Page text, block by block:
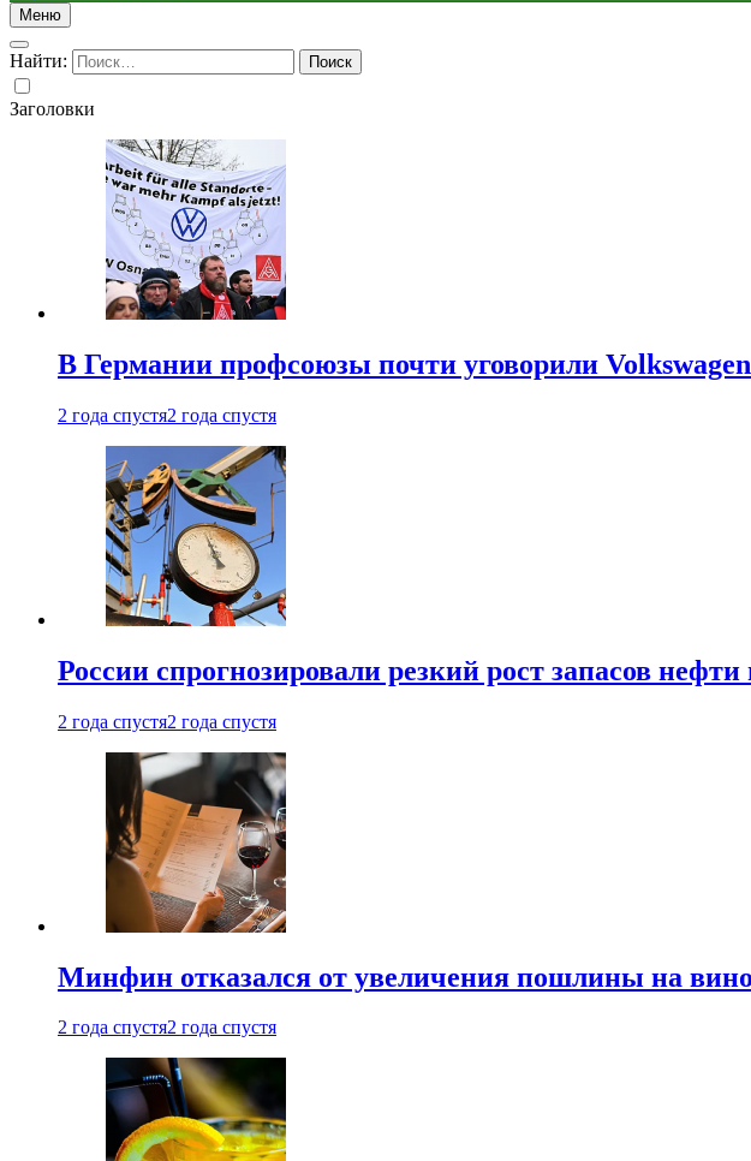
Меню
Найти:
Заголовки
В Германии профсоюзы почти уговорили
2 года спустя2 года спустя
России спрогнозировали резкий рост запасов нефти
2 года спустя2 года спустя
Минфин отказался от увеличения пошлины на
2 года спустя2 года спустя